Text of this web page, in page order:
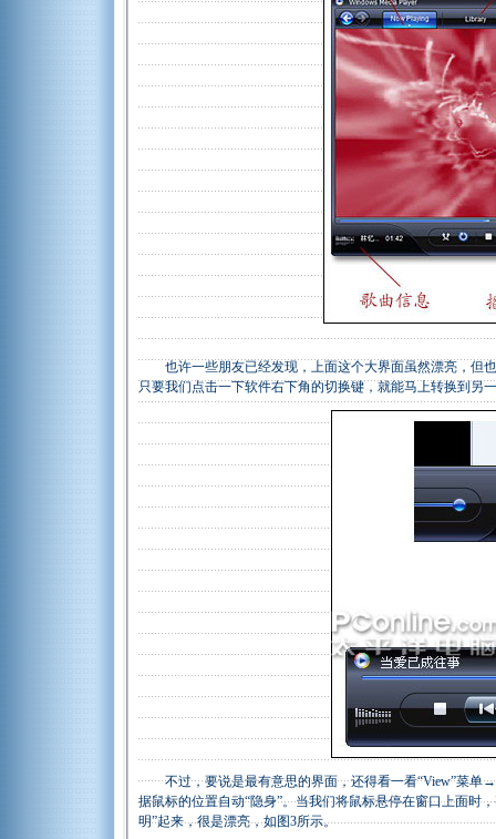
也许一些朋友已经发现，上面这个大界面虽然漂亮，但也
只要我们点击一下软件右下角的切换键，就能马上转换到另
不过，要说是最有意思的界面，还得看一看“View”菜单
据鼠标的位置自动“隐身”。当我们将鼠标悬停在窗口上面时
明”起来，很是漂亮，如图3所示。